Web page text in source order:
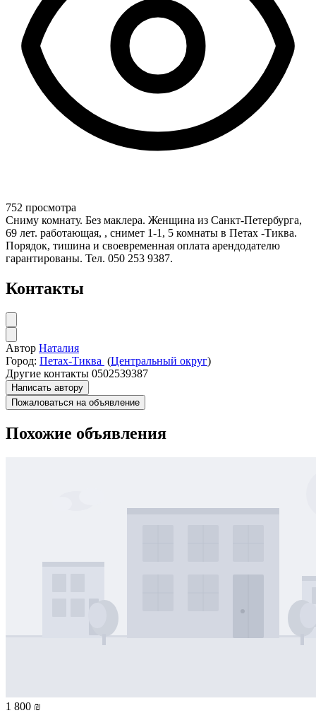
752 просмотра
Сниму комнату. Без маклера. Женщина из Санкт-Петербурга,
69 лет. работающая, , снимет 1-1, 5 комнаты в Петах -Тиква.
Порядок, тишина и своевременная оплата арендодателю
гарантированы. Тел. 050 253 9387.
Контакты
Автор Наталия
Город: Петах-Тиква (Центральный округ)
Другие контакты 0502539387
Написать автору
Пожаловаться на объявление
Похожие объявления
1 800 ₪